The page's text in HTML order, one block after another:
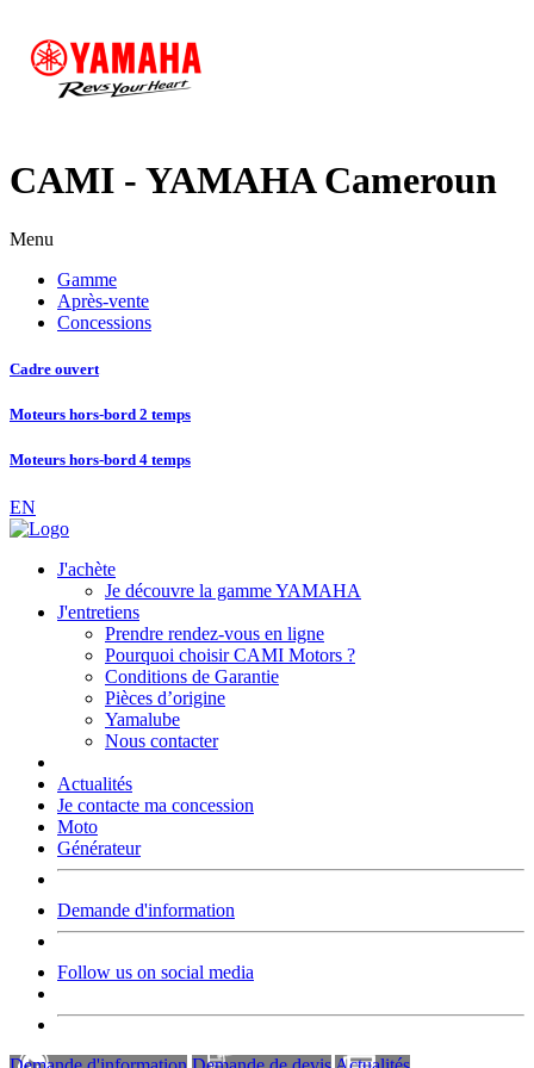
CAMI - YAMAHA Cameroun
Menu
Gamme
Après-vente
Concessions
Cadre ouvert
Moteurs hors-bord 2 temps
Moteurs hors-bord 4 temps
EN
J'achète
Je découvre la gamme YAMAHA
J'entretiens
Prendre rendez-vous en ligne
Pourquoi choisir CAMI Motors ?
Conditions de Garantie
Pièces d’origine
Yamalube
Nous contacter
Actualités
Je contacte ma concession
Moto
Générateur
Demande d'information
Follow us on social media